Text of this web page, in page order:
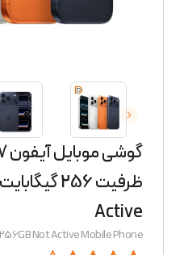
Active
Not Active Mobile Phone